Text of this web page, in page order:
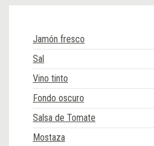
Jamón fresco
Sal
Vino tinto
Fondo oscuro
Salsa de Tomate
Mostaza